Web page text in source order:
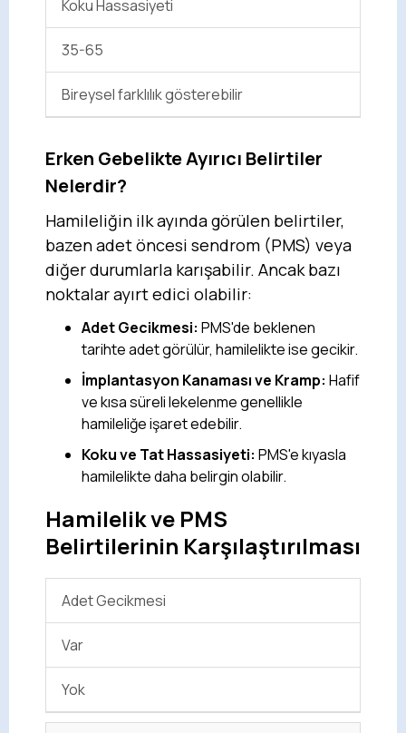
Koku Hassasiyeti
35-65
Bireysel farklılık gösterebilir
Erken Gebelikte Ayırıcı Belirtiler
Nelerdir?
Hamileliğin ilk ayında görülen belirtiler,
bazen adet öncesi sendrom (PMS) veya
diğer durumlarla karışabilir. Ancak bazı
noktalar ayırt edici olabilir:
Adet Gecikmesi: PMS'de beklenen
tarihte adet görülür, hamilelikte ise gecikir.
İmplantasyon Kanaması ve Kramp: Hafif
ve kısa süreli lekelenme genellikle
hamileliğe işaret edebilir.
Koku ve Tat Hassasiyeti: PMS'e kıyasla
hamilelikte daha belirgin olabilir.
Hamilelik ve PMS
Belirtilerinin Karşılaştırılması
Adet Gecikmesi
Var
Yok